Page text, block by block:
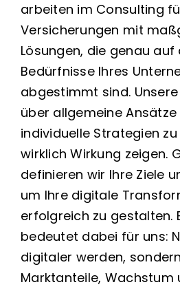
arbeiten im Consulting
Versicherungen mit
Lösungen, die genau
Bedürfnisse Ihres
abgestimmt sind.
über allgemeine
individuelle Strategien
wirklich Wirkung zeigen.
definieren wir Ihre Ziele
um Ihre digitale
erfolgreich zu gestalten.
bedeutet dabei für uns:
digitaler werden,
Marktanteile, Wachstum